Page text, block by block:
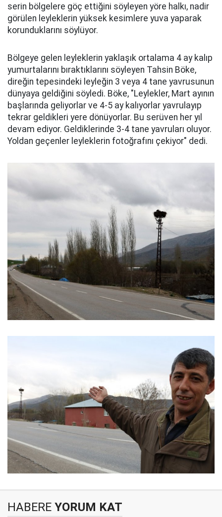
serin bölgelere göç ettiğini söyleyen yöre halkı, nadir
görülen leyleklerin yüksek kesimlere yuva yaparak
korunduklarını söylüyor.
Bölgeye gelen leyleklerin yaklaşık ortalama 4 ay kalıp
yumurtalarını bıraktıklarını söyleyen Tahsin Böke,
direğin tepesindeki leyleğin 3 veya 4 tane yavrusunun
dünyaya geldiğini söyledi. Böke, "Leylekler, Mart ayının
başlarında geliyorlar ve 4-5 ay kalıyorlar yavrulayıp
tekrar geldikleri yere dönüyorlar. Bu serüven her yıl
devam ediyor. Geldiklerinde 3-4 tane yavruları oluyor.
Yoldan geçenler leyleklerin fotoğrafını çekiyor" dedi.
HABERE YORUM KAT